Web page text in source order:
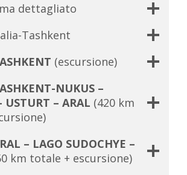
dettagliato
Tashkent
(escursione)
NUKUS –
USTURT – ARAL (420 km
– LAGO SUDOCHYE –
km totale + escursione)